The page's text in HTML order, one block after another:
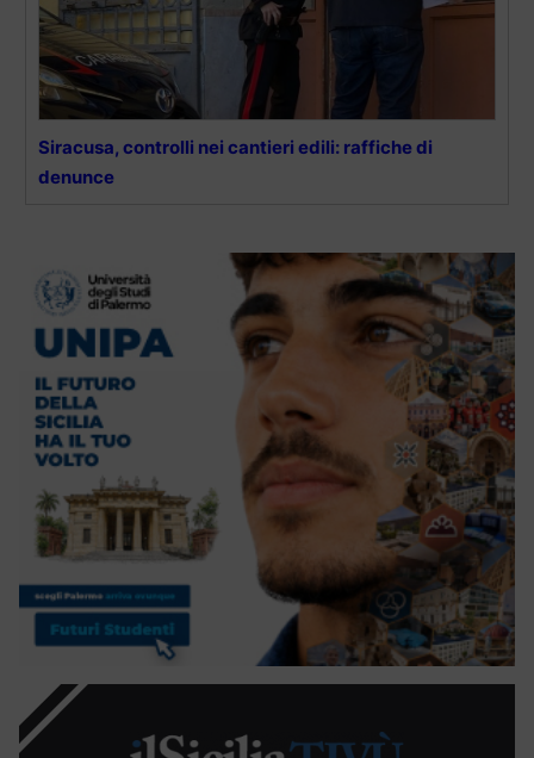
Siracusa, controlli nei cantieri edili: raffiche di
denunce